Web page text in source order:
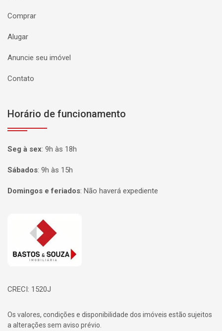
Comprar
Alugar
Anuncie seu imóvel
Contato
Horário de funcionamento
Seg à sex: 9h às 18h
Sábados: 9h às 15h
Domingos e feriados: Não haverá expediente
Página inicial
CRECI: 1520J
Os valores, condições e disponibilidade dos imóveis estão sujeitos
a alterações sem aviso prévio.